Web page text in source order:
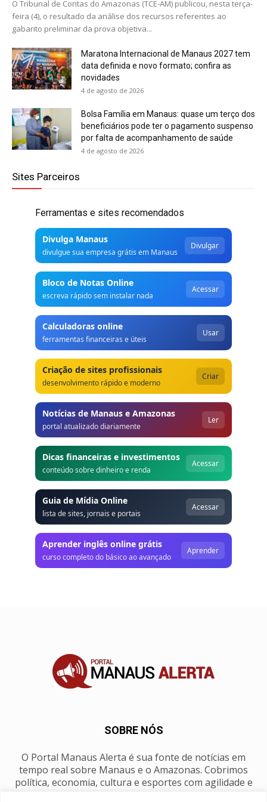
O Tribunal de Contas do Amazonas (TCE-AM) publicou, nesta terça-
feira (4), o resultado da análise dos recursos referentes ao
gabarito preliminar da prova objetiva...
Maratona Internacional de Manaus 2027 tem
data definida e novo formato; confira as
novidades
4 de agosto de 2026
Bolsa Família em Manaus: quase um terço dos
beneficiários pode ter o pagamento suspenso
por falta de acompanhamento de saúde
4 de agosto de 2026
Sites Parceiros
Ferramentas e sites recomendados
Divulga Manaus
divulgue sua empresa grátis em Manaus
Divulgar
Bloco de Notas Online
escreva rápido sem instalar nada
Acessar
Calculadoras online
ferramentas financeiras e úteis
Usar
Criação de sites profissionais
desenvolvimento rápido e moderno
Criar
Notícias de Manaus e Amazonas
portal atualizado diariamente
Ler
Dicas financeiras e investimentos
conteúdo sobre dinheiro e renda
Acessar
Guia de Mídia Online
lista de sites, jornais e portais
Acessar
Aprender inglês online grátis
curso completo do básico ao avançado
Aprender
SOBRE NÓS
O Portal Manaus Alerta é sua fonte de notícias em
tempo real sobre Manaus e o Amazonas. Cobrimos
política, economia, cultura e esportes com agilidade e